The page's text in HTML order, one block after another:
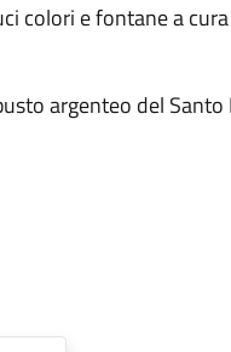
colori e fontane a
argenteo del